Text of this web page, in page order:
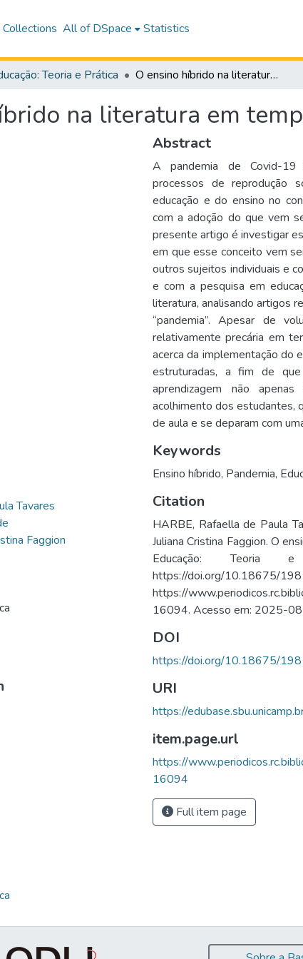
All of DSpace Statistics
Teoria e Prática O ensino híbrido na literatura em tempos de pandemia
na literatura em
Tavares
Faggion
Abstract
A pandemia de Covid-19
processos de reprodução
educação e do ensino no
com a adoção do que vem
presente artigo é investigar
em que esse conceito vem
outros sujeitos individuais e
e com a pesquisa em
literatura, analisando artigos
“pandemia”. Apesar de
relativamente precária em
acerca da implementação do
estruturadas, a fim de
aprendizagem não
acolhimento dos estudantes,
de aula e se deparam com
Keywords
Ensino híbrido, Pandemia,
Citation
HARBE, Rafaella de Paula
Juliana Cristina Faggion. O
Educação: Teoria
https://doi.org/10.18675/
https://
16094. Acesso em: 2025-
DOI
https://doi.org/10.18675/
URI
https://
item.page.url
https://
16094
Full item page